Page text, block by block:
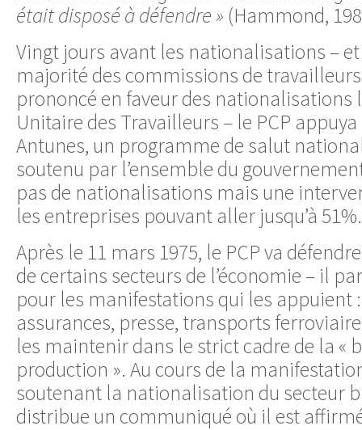
était disposé à défendre » (Hammond,
Vingt jours avant les nationalisations –
majorité des commissions de
prononcé en faveur des nationalisations
Unitaire des Travailleurs – le PCP
Antunes, un programme de salut
soutenu par l’ensemble du
pas de nationalisations mais une
les entreprises pouvant aller jusqu’à 51%.
Après le 11 mars 1975, le PCP va
de certains secteurs de l’économie – il
pour les manifestations qui les appuient
assurances, presse, transports
les maintenir dans le strict cadre de la «
production ». Au cours de la
soutenant la nationalisation du secteur
distribue un communiqué où il est